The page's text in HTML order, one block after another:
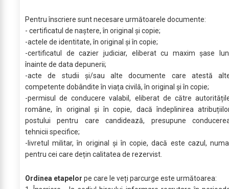
Pentru înscriere sunt necesare următoarele documente:
- certificatul de naștere, în original și copie;
-actele de identitate, în original şi în copie;
-certificatul de cazier judiciar, eliberat cu maxim șase
înainte de data depunerii;
-acte de studii şi/sau alte documente care atestă
competente dobândite în viața civilă, în original şi în copie;
-permisul de conducere valabil, eliberat de către
române, în original şi în copie, dacă îndeplinirea
postului pentru care candidează, presupune
tehnicii specifice;
-livretul militar, în original şi în copie, dacă este cazul,
pentru cei care dețin calitatea de rezervist.
Ordinea etapelor pe care le veți parcurge este următoarea: